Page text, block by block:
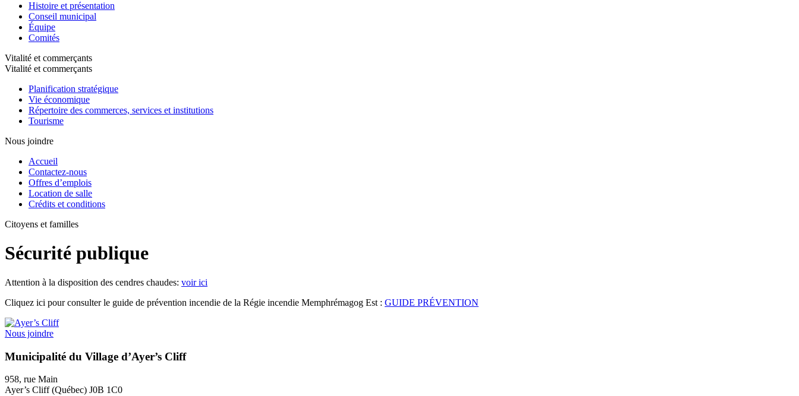
Histoire et présentation
Conseil municipal
Équipe
Comités
Vitalité et commerçants
Vitalité et commerçants
Planification stratégique
Vie économique
Répertoire des commerces, services et institutions
Tourisme
Nous joindre
Accueil
Contactez-nous
Offres d’emplois
Location de salle
Crédits et conditions
Citoyens et familles
Sécurité publique
Attention à la disposition des cendres chaudes: voir ici
Cliquez ici pour consulter le guide de prévention incendie de la Régie incendie Memphrémagog Est : GUIDE PRÉVENTION
Nous joindre
Municipalité du Village d’Ayer’s Cliff
958, rue Main
Ayer’s Cliff (Québec) J0B 1C0